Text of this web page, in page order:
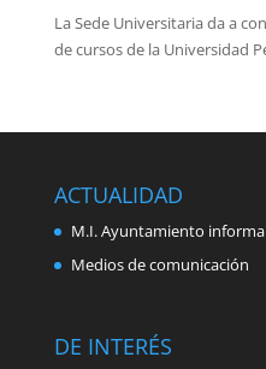
La Sede Universitaria da a
de cursos de la Universidad
ACTUALIDAD
M.I. Ayuntamiento informa
Medios de comunicación
DE INTERÉS